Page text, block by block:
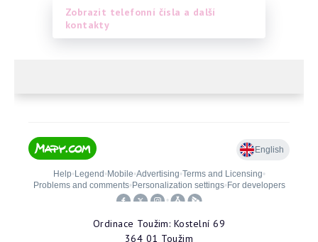
Zobrazit telefonní čísla a další
kontakty
Ordinace Toužim: Kostelní 69
364 01 Toužim